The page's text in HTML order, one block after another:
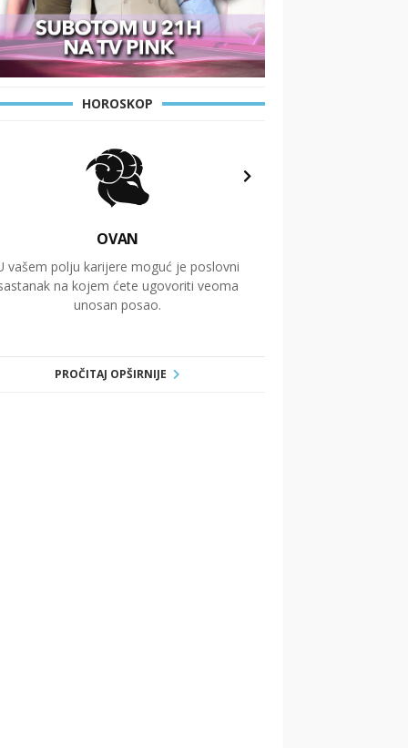
HOROSKOP
OVAN
vašem polju karijere moguć je poslovni
na kojem ćete ugovoriti veoma
unosan posao.
PROČITAJ OPŠIRNIJE